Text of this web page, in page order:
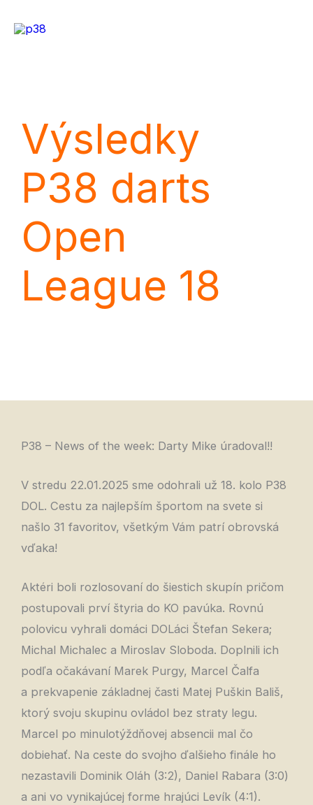
Výsledky
P38 darts
Open
League 18
P38 – News of the week: Darty Mike úradoval!!
V stredu 22.01.2025 sme odohrali už 18. kolo P38
DOL. Cestu za najlepším športom na svete si
našlo 31 favoritov, všetkým Vám patrí obrovská
vďaka!
Aktéri boli rozlosovaní do šiestich skupín pričom
postupovali prví štyria do KO pavúka. Rovnú
polovicu vyhrali domáci DOLáci Štefan Sekera;
Michal Michalec a Miroslav Sloboda. Doplnili ich
podľa očakávaní Marek Purgy, Marcel Čalfa
a prekvapenie základnej časti Matej Puškin Bališ,
ktorý svoju skupinu ovládol bez straty legu.
Marcel po minulotýždňovej absencii mal čo
dobiehať. Na ceste do svojho ďalšieho finále ho
nezastavili Dominik Oláh (3:2), Daniel Rabara (3:0)
a ani vo vynikajúcej forme hrajúci Levík (4:1).